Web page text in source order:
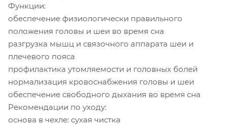
Функции:
обеспечение физиологически правильного
положения головы и шеи во время сна
разгрузка мышц и связочного аппарата шеи и
плечевого пояса
профилактика утомляемости и головных болей
нормализация кровоснабжения головы и шеи
обеспечение свободного дыхания во время сна
Рекомендации по уходу:
основа в чехле: сухая чистка